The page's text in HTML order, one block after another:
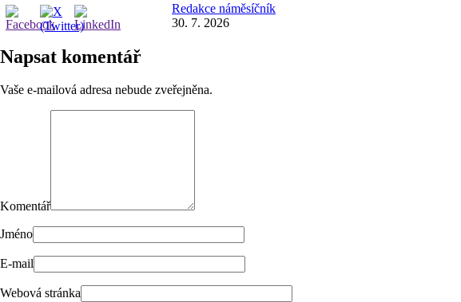
Redakce náměsíčník
30. 7. 2026
Napsat komentář
Vaše e-mailová adresa nebude zveřejněna.
Komentář
Jméno
E-mail
Webová stránka